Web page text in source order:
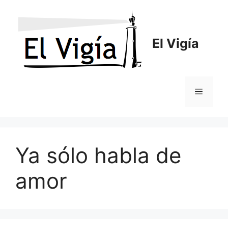
El Vigía
Menú
Ya sólo habla de
amor